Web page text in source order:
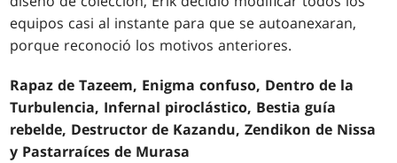
equipos casi al instante para que se autoanexaran,
porque reconoció los motivos anteriores.
Rapaz de Tazeem, Enigma confuso, Dentro de la
Turbulencia, Infernal piroclástico, Bestia guía
rebelde, Destructor de Kazandu, Zendikon de Nissa
y Pastarraíces de Murasa